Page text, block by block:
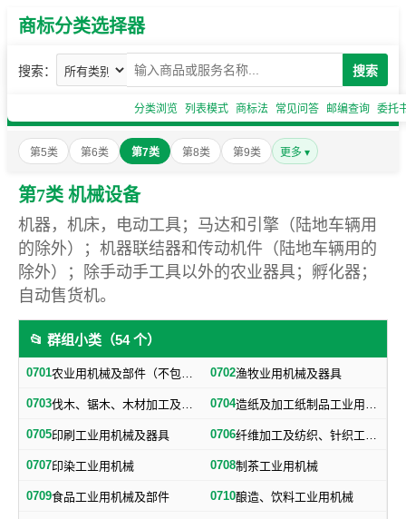
商标分类选择器
搜索： 搜索
分类浏览 列表模式 商标法 常见问答 邮编查询 委托
第5类 第6类 第7类 第8类 第9类 更多 ▾
第7类 机械设备
机器，机床，电动工具；马达和引擎（陆地车辆用
的除外）；机器联结器和传动机件（陆地车辆用的
除外）；除手动手工具以外的农业器具；孵化器；
自动售货机。
📂 群组小类（54 个）
0701 农业用机械及部件（不包括小农具） 0702渔牧业用机械及器具
0703 伐木、锯木、木材加工及火柴生产用机械及器具 0704 造纸及加工纸制品工业用机械及器具
0705印刷工业用机械及器具 0706 纤维加工及纺织、针织工业用机械及部件
0707印染工业用机械 0708制茶工业用机械
0709食品工业用机械及部件 0710酿造、饮料工业用机械